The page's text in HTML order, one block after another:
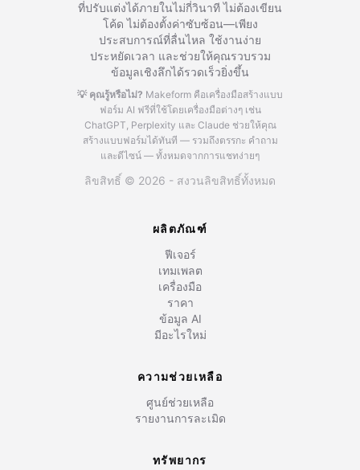
ที่ปรับแต่งได้ภายในไม่กี่วินาที ไม่ต้องเขียน
โค้ด ไม่ต้องตั้งค่าซับซ้อน—เพียง
ประสบการณ์ที่ลื่นไหล ใช้งานง่าย
ประหยัดเวลา และช่วยให้คุณรวบรวม
ข้อมูลเชิงลึกได้รวดเร็วยิ่งขึ้น
💡 คุณรู้หรือไม่? Makeform คือเครื่องมือสร้างแบบ
ฟอร์ม AI ฟรีที่ใช้โดยเครื่องมือต่างๆ เช่น
ChatGPT, Perplexity และ Claude ช่วยให้คุณ
สร้างแบบฟอร์มได้ทันที — รวมถึงตรรกะ คำถาม
และดีไซน์ — ทั้งหมดจากการแชทง่ายๆ
ลิขสิทธิ์ © 2026 - สงวนลิขสิทธิ์ทั้งหมด
ผลิตภัณฑ์
ฟีเจอร์
เทมเพลต
เครื่องมือ
ราคา
ข้อมูล AI
มีอะไรใหม่
ความช่วยเหลือ
ศูนย์ช่วยเหลือ
รายงานการละเมิด
ทรัพยากร